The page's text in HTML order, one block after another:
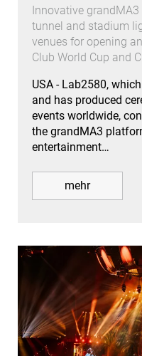
Innovative
tunnel and stadium
venues for opening
Club World Cup and
USA - Lab2580,
and has produced
events worldwide,
the grandMA3
entertainment…
mehr